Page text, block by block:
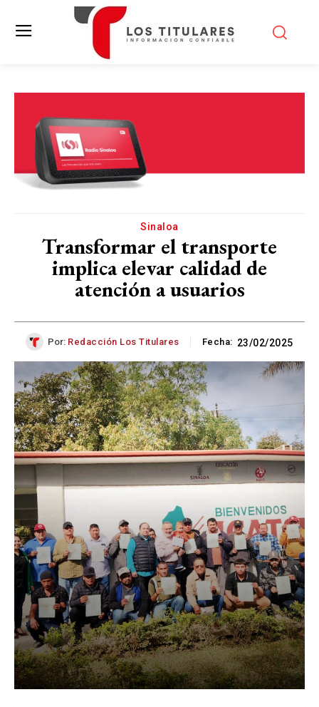
Sinaloa
Transformar el transporte
implica elevar calidad de
atención a usuarios
Por: Redacción Los Titulares Fecha: 23/02/2025